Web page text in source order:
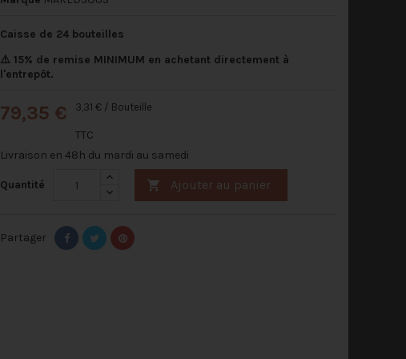
Caisse de 24 bouteilles
⚠️ 15% de remise MINIMUM en achetant directement à
l'entrepôt.
79,35 € 3,31 € / Bouteille
TTC
Livraison en 48h du mardi au samedi
Quantité  Ajouter au panier
Partager